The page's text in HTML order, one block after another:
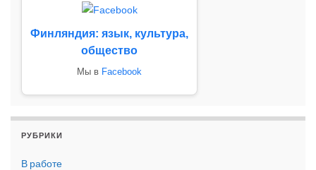
Финляндия: язык, культура,
общество
Мы в Facebook
РУБРИКИ
В работе